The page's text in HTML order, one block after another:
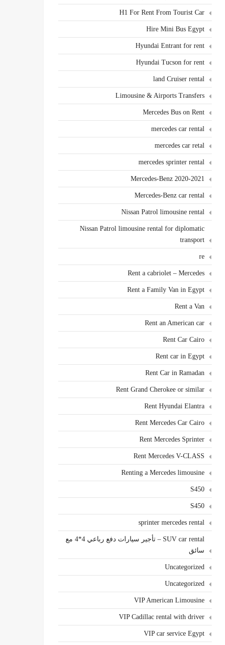
H1 For Rent From Tourist Car
Hire Mini Bus Egypt
Hyundai Entrant for rent
Hyundai Tucson for rent
land Cruiser rental
Limousine & Airports Transfers
Mercedes Bus on Rent
mercedes car rental
mercedes car retal
mercedes sprinter rental
Mercedes-Benz 2020-2021
Mercedes-Benz car rental
Nissan Patrol limousine rental
Nissan Patrol limousine rental for diplomatic
transport
re
Rent a cabriolet – Mercedes
Rent a Family Van in Egypt
Rent a Van
Rent an American car
Rent Car Cairo
Rent car in Egypt
Rent Car in Ramadan
Rent Grand Cherokee or similar
Rent Hyundai Elantra
Rent Mercedes Car Cairo
Rent Mercedes Sprinter
Rent Mercedes V-CLASS
Renting a Mercedes limousine
S450
S450
sprinter mercedes rental
SUV car rental – تأجير سيارات دفع رباعي 4*4 مع
سائق
Uncategorized
Uncategorized
VIP American Limousine
VIP Cadillac rental with driver
VIP car service Egypt